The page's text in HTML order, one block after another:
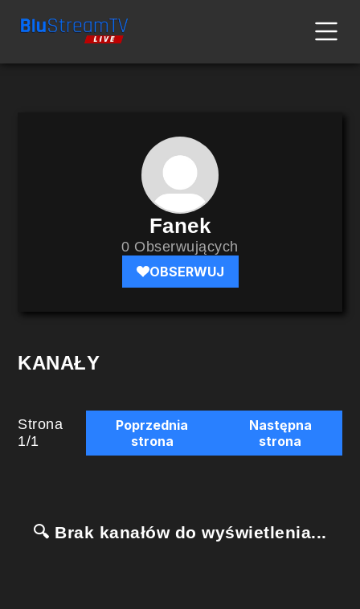
Fanek
0 Obserwujących
OBSERWUJ
KANAŁY
Strona
1/1
Poprzednia
strona
Następna
strona
🔍 Brak kanałów do wyświetlenia...